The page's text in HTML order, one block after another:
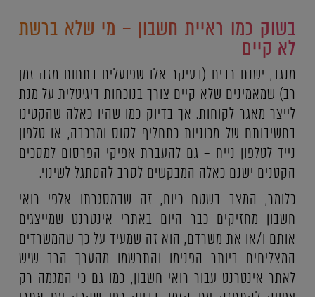
בשוק כמו ראיית חשבון – מי שלא ברשת
לא קיים
מנגד, ישנם רבים (בעיקר אלו שפועלים בתחום מזה זמן
רב) שמאמינים שלא קיים צורך בנוכחות דיגיטלית על מנת
לייצר מאגר לקוחות. אך בדיוק כמו שהיו כאלה שהקטינו
בחשיבותם של מכוניות כתחליף לסוס ומרכבה, או טלפון
נייד לטלפון נייח – גם להעברת אפיקי הפרסום למסכים
הקטנים ישנם כאלה המבקשים לסרב להסתגל לשינוי.
כלומר, המצב בשטח כיום, זה שבמסגרתו אלפי רואי
חשבון מחזיקים כבר היום באתרי אינטרנט שמייצגים
אותם ו/או את משרדם, הוא זה שמעיד על כך שהמשרדים
המצליחים ביותר הפנימו והתרשמו מהערך הרב שיש
לאתר אינטרנט עבור רואי חשבון, כמו גם כי המגמה רק